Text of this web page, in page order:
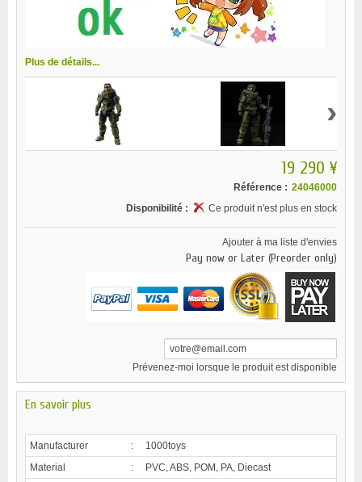
Plus de détails...
›
19 290 ¥
Référence : 24046000
Disponibilité :
Ce produit n'est plus en stock
Ajouter à ma liste d'envies
Pay now or Later (Preorder only)
Prévenez-moi lorsque le produit est disponible
En savoir plus
Manufacturer :
1000toys
Material
:
PVC, ABS, POM, PA, Diecast